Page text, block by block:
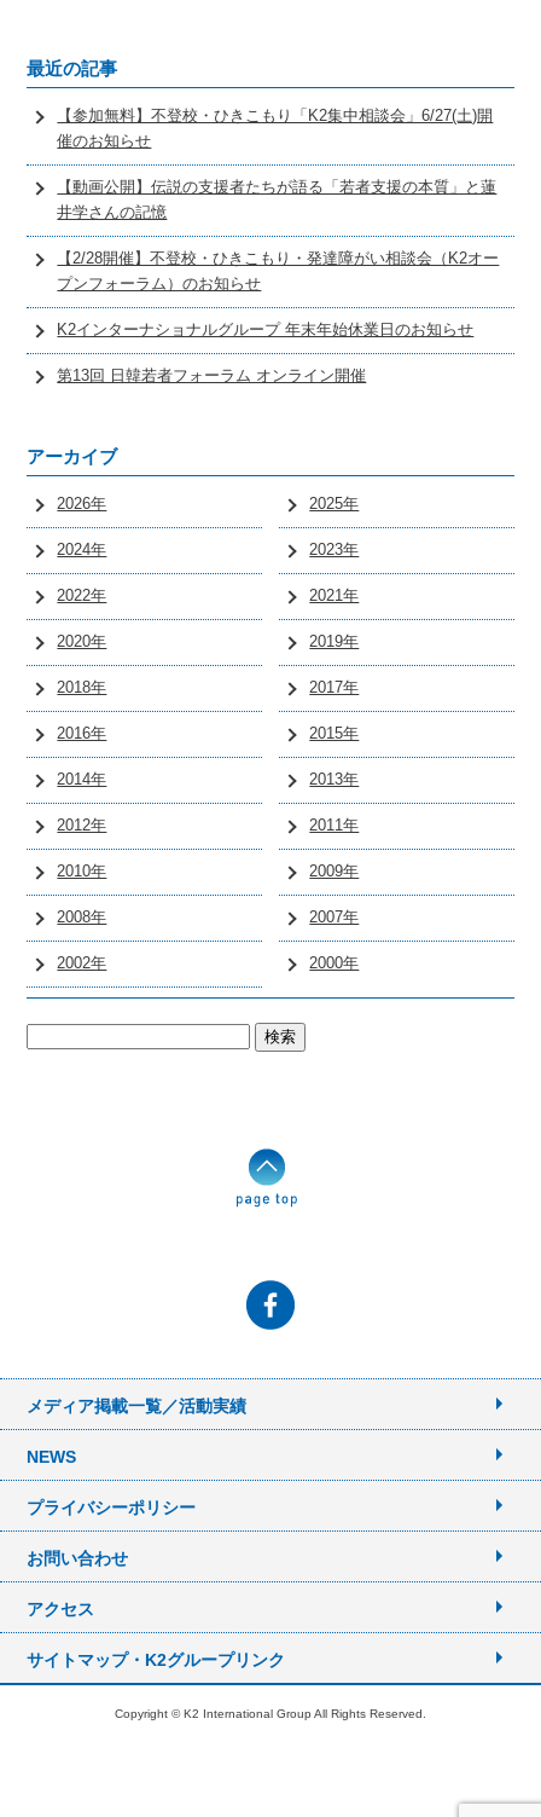
最近の記事
【参加無料】不登校・ひきこもり「K2集中相談会」6/27(土)開
催のお知らせ
【動画公開】伝説の支援者たちが語る「若者支援の本質」と蓮
井学さんの記憶
【2/28開催】不登校・ひきこもり・発達障がい相談会（K2オー
プンフォーラム）のお知らせ
K2インターナショナルグループ 年末年始休業日のお知らせ
第13回 日韓若者フォーラム オンライン開催
アーカイブ
2026年 2025年
2024年 2023年
2022年 2021年
2020年 2019年
2018年 2017年
2016年 2015年
2014年 2013年
2012年 2011年
2010年 2009年
2008年 2007年
2002年 2000年
メディア掲載一覧／活動実績
NEWS
プライバシーポリシー
お問い合わせ
アクセス
サイトマップ・K2グループリンク
Copyright © K2 International Group All Rights Reserved.